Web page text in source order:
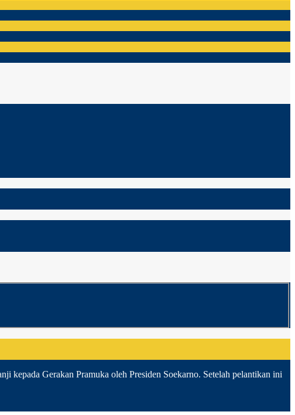
kepada Gerakan Pramuka oleh Presiden Soekarno. Setelah pelantikan ini